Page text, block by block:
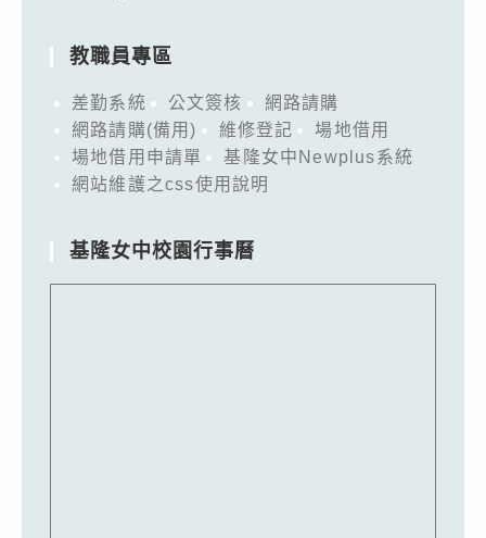
教職員專區
差勤系統 公文簽核
網路請購
網路請購(備用)
維修登記
場地借用
場地借用申請單
基隆女中Newplus系統
網站維護之css使用說明
基隆女中校園行事曆